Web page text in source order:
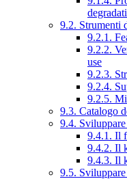
9.2. Strumenti
9.2.1.
9.2.2.
use
9.2.3.
9.2.4.
9.2.5.
9.3. Catalogo
9.4.
9.4.1. Il
9.4.2. Il
9.4.3. Il
9.5.